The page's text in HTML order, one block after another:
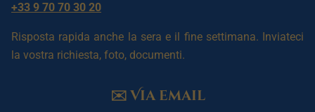
+33 9 70 70 30 20
Risposta rapida anche la sera e il fine settimana. Inviateci
la vostra richiesta, foto, documenti.
✉️ Via email